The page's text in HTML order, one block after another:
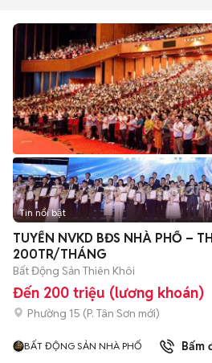
Tin nổi bật
TUYỂN NVKD BĐS NHÀ PHỐ –
200TR/THÁNG
Bất Động Sản Thiên Khôi
Đến 200 triệu (lương khoán)
Phường 15 (P. Tân Sơn mới)
BẤT ĐỘNG SẢN NHÀ PHỐ Bấm